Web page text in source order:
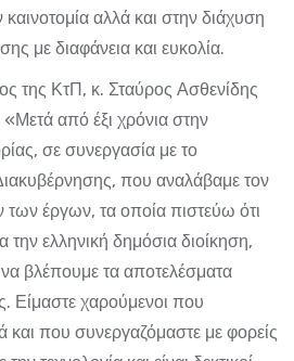
καινοτομία αλλά και στην διάχυση
με διαφάνεια και ευκολία.
της ΚτΠ, κ. Σταύρος Ασθενίδης
από έξι χρόνια στην
σε συνεργασία με το
που αναλάβαμε τον
έργων, τα οποία πιστεύω ότι
την ελληνική δημόσια διοίκηση,
βλέπουμε τα αποτελέσματα
Είμαστε χαρούμενοι που
και που συνεργαζόμαστε με φορείς